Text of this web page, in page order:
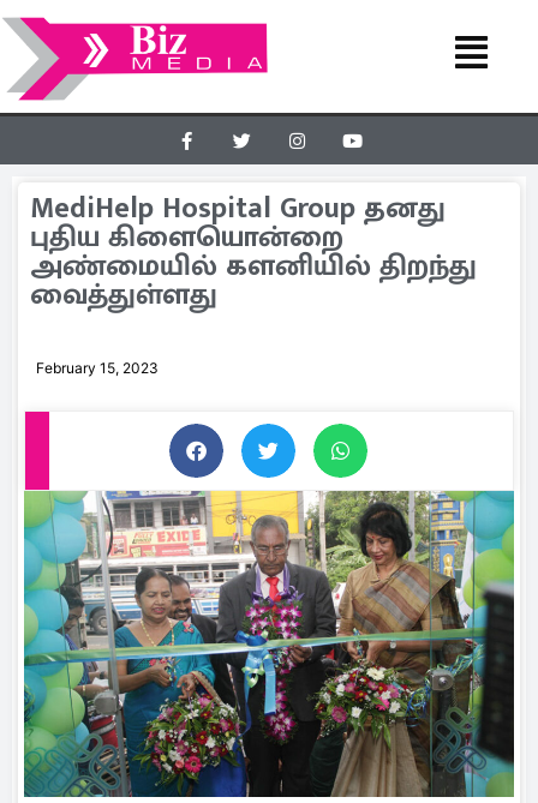
MediHelp Hospital Group தனது
புதிய கிளையொன்றை
அண்மையில் களனியில் திறந்து
வைத்துள்ளது
February 15, 2023